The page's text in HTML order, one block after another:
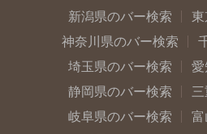
新潟県のバー検索
東
神奈川県のバー検索
埼玉県のバー検索
愛
静岡県のバー検索
岐阜県のバー検索
富